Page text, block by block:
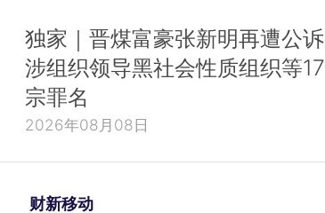
独家｜晋煤富豪张新明再遭公诉
涉组织领导黑社会性质组织等17
宗罪名
2026年08月08日
财新移动